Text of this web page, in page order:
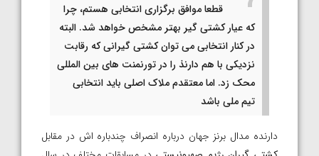
قطعا موافق برگزاری انتخابی هستم، چرا
که عیار کشتی گیر بهتر مشخص خواهد شد. البته
در کنار انتخابی می توان کشتی گیرانی که رقابت
نزدیکی با هم دارنذ را در تورنمنت های بین المللی
محک زد. اما معتقدم ملاک اصلی باید انتخابی
تیم ملی باشد
دارنده مدال برنز جهان درباره انصراف چندباره اش در مقابل